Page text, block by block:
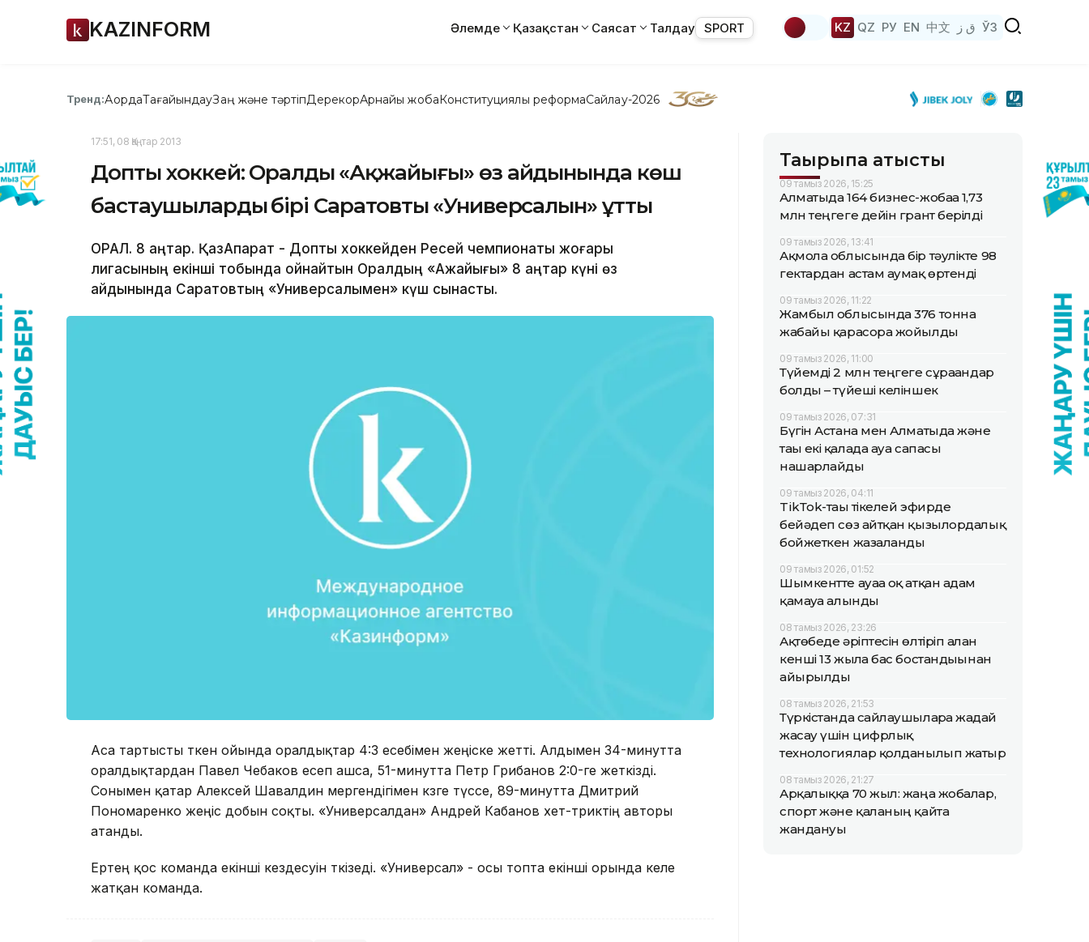
KAZINFORM Әлемде Қазақстан Саясат Талдау SPORT KZ QZ РУ EN 中文 ق ز ЎЗ
Тренд:АқордаТағайындауЗаң және тәртіпДерекқорАрнайы жобаКонституциялық реформаСайлау-2026
17:51, 08 Қаңтар 2013
Допты хоккей: Оралдың «Ақжайығы» өз айдынында көш
бастаушылардың бірі Саратовтың «Универсалын» ұтты
ОРАЛ. 8 қаңтар. ҚазАқпарат - Допты хоккейден Ресей чемпионаты жоғары
лигасының екінші тобында ойнайтын Оралдың «Ақжайығы» 8 қаңтар күні өз
айдынында Саратовтың «Универсалымен» күш сынасты.
Аса тартысты өткен ойында оралдықтар 4:3 есебімен жеңіске жетті. Алдымен 34-минутта
оралдықтардан Павел Чебаков есеп ашса, 51-минутта Петр Грибанов 2:0-ге жеткізді.
Сонымен қатар Алексей Шавалдин мергендігімен көзге түссе, 89-минутта Дмитрий
Пономаренко жеңіс добын соқты. «Универсалдан» Андрей Кабанов хет-триктің авторы
атанды.
Ертең қос команда екінші кездесуін өткізеді. «Универсал» - осы топта екінші орында келе
жатқан команда.
Тақырыпқа қатысты
09 тамыз 2026, 15:25
Алматыда 164 бизнес-жобаға 1,73
млн теңгеге дейін грант берілді
09 тамыз 2026, 13:41
Ақмола облысында бір тәулікте 98
гектардан астам аумақ өртенді
09 тамыз 2026, 11:22
Жамбыл облысында 376 тонна
жабайы қарасора жойылды
09 тамыз 2026, 11:00
Түйемді 2 млн теңгеге сұрағандар
болды – түйеші келіншек
09 тамыз 2026, 07:31
Бүгін Астана мен Алматыда және
тағы екі қалада ауа сапасы
нашарлайды
09 тамыз 2026, 04:11
TikТok-тағы тікелей эфирде
бейәдеп сөз айтқан қызылордалық
бойжеткен жазаланды
09 тамыз 2026, 01:52
Шымкентте ауаға оқ атқан адам
қамауға алынды
08 тамыз 2026, 23:26
Ақтөбеде әріптесін өлтіріп алған
кенші 13 жылға бас бостандығынан
айырылды
08 тамыз 2026, 21:53
Түркістанда сайлаушыларға жағдай
жасау үшін цифрлық
технологиялар қолданылып жатыр
08 тамыз 2026, 21:27
Арқалыққа 70 жыл: жаңа жобалар,
спорт және қаланың қайта
жандануы